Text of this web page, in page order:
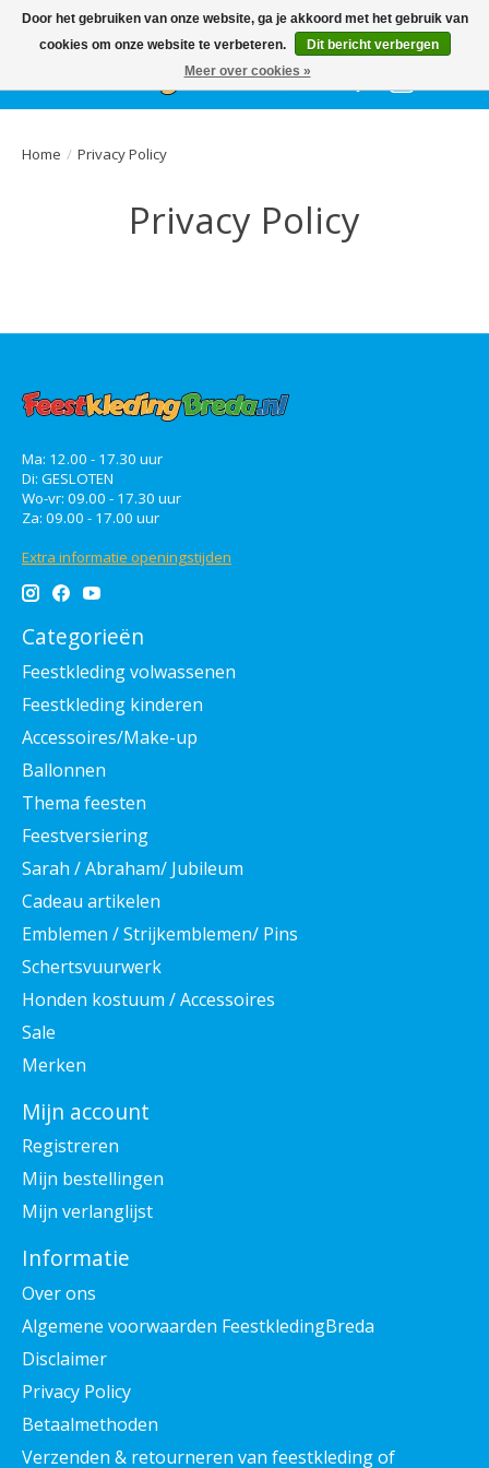
HetGEHELE jaar, grote collectie feestkleding & accessoires |
Ballonnen | Schmink | Bedrukking | Altijd gratis parkeren
Verlanglijst
Home / Privacy Policy
Privacy Policy
Ma: 12.00 - 17.30 uur
Di: GESLOTEN
Wo-vr: 09.00 - 17.30 uur
Za: 09.00 - 17.00 uur
Extra informatie openingstijden
Categorieën
Feestkleding volwassenen
Feestkleding kinderen
Accessoires/Make-up
Ballonnen
Thema feesten
Feestversiering
Sarah / Abraham/ Jubileum
Cadeau artikelen
Emblemen / Strijkemblemen/ Pins
Schertsvuurwerk
Honden kostuum / Accessoires
Sale
Merken
Mijn account
Registreren
Mijn bestellingen
Mijn verlanglijst
Informatie
Over ons
Algemene voorwaarden FeestkledingBreda
Disclaimer
Privacy Policy
Betaalmethoden
Verzenden & retourneren van feestkleding of
Door het gebruiken van onze website, ga je akkoord met het gebruik van
cookies om onze website te verbeteren.
Dit bericht verbergen
Meer over cookies »